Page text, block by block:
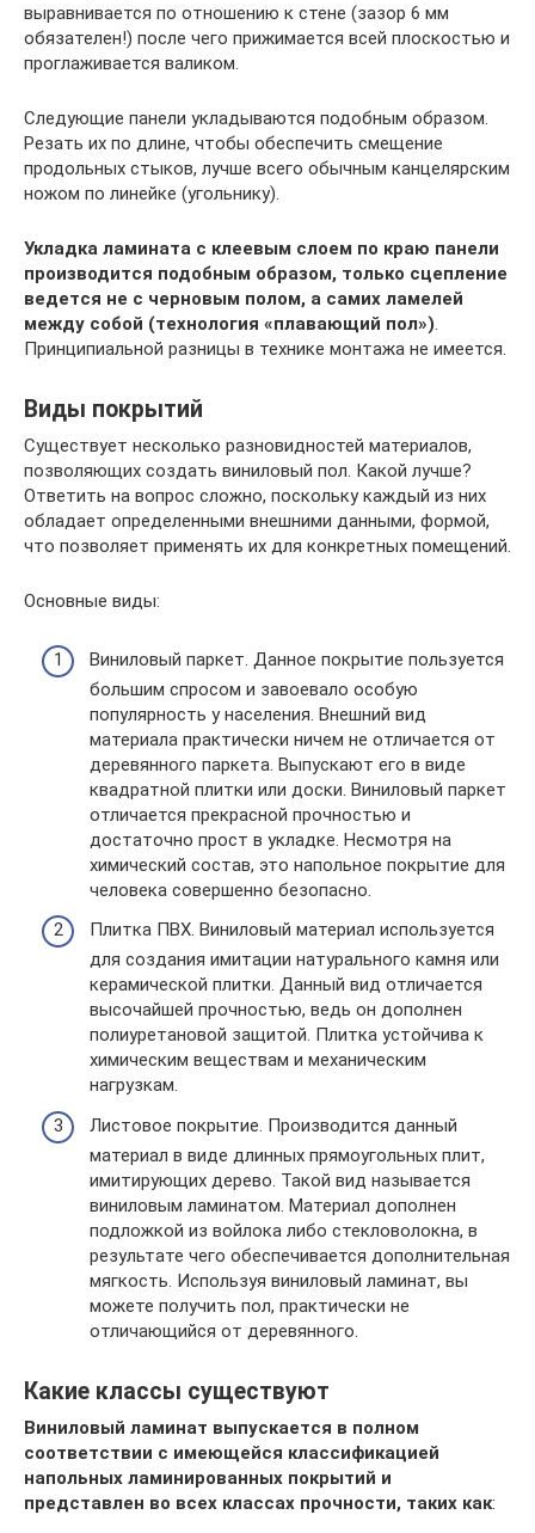
выравнивается по отношению к стене (зазор 6 мм
обязателен!) после чего прижимается всей плоскостью и
проглаживается валиком.
Следующие панели укладываются подобным образом.
Резать их по длине, чтобы обеспечить смещение
продольных стыков, лучше всего обычным канцелярским
ножом по линейке (угольнику).
Укладка ламината с клеевым слоем по краю панели
производится подобным образом, только сцепление
ведется не с черновым полом, а самих ламелей
между собой (технология «плавающий пол»).
Принципиальной разницы в технике монтажа не имеется.
Виды покрытий
Существует несколько разновидностей материалов,
позволяющих создать виниловый пол. Какой лучше?
Ответить на вопрос сложно, поскольку каждый из них
обладает определенными внешними данными, формой,
что позволяет применять их для конкретных помещений.
Основные виды:
Виниловый паркет. Данное покрытие пользуется
большим спросом и завоевало особую
популярность у населения. Внешний вид
материала практически ничем не отличается от
деревянного паркета. Выпускают его в виде
квадратной плитки или доски. Виниловый паркет
отличается прекрасной прочностью и
достаточно прост в укладке. Несмотря на
химический состав, это напольное покрытие для
человека совершенно безопасно.
Плитка ПВХ. Виниловый материал используется
для создания имитации натурального камня или
керамической плитки. Данный вид отличается
высочайшей прочностью, ведь он дополнен
полиуретановой защитой. Плитка устойчива к
химическим веществам и механическим
нагрузкам.
Листовое покрытие. Производится данный
материал в виде длинных прямоугольных плит,
имитирующих дерево. Такой вид называется
виниловым ламинатом. Материал дополнен
подложкой из войлока либо стекловолокна, в
результате чего обеспечивается дополнительная
мягкость. Используя виниловый ламинат, вы
можете получить пол, практически не
отличающийся от деревянного.
Какие классы существуют
Виниловый ламинат выпускается в полном
соответствии с имеющейся классификацией
напольных ламинированных покрытий и
представлен во всех классах прочности, таких как: